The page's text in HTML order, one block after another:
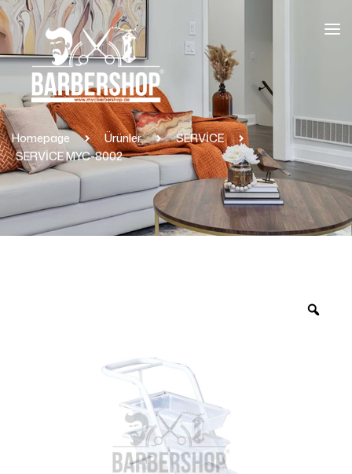
Homepage Ürünler
SERVİCE
SERVİCE MYC-8002